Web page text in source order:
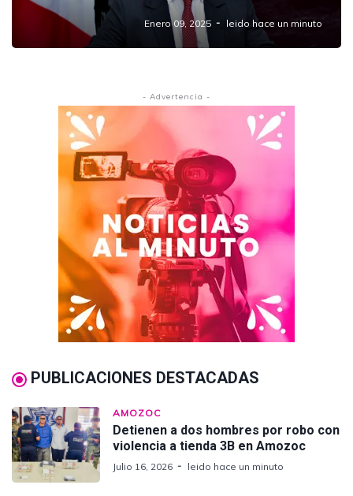
Enero 09, 2025 leido hace un minuto
- Advertencia -
PUBLICACIONES DESTACADAS
AMOZOC
Detienen a dos hombres por robo con
violencia a tienda 3B en Amozoc
Julio 16, 2026 leido hace un minuto